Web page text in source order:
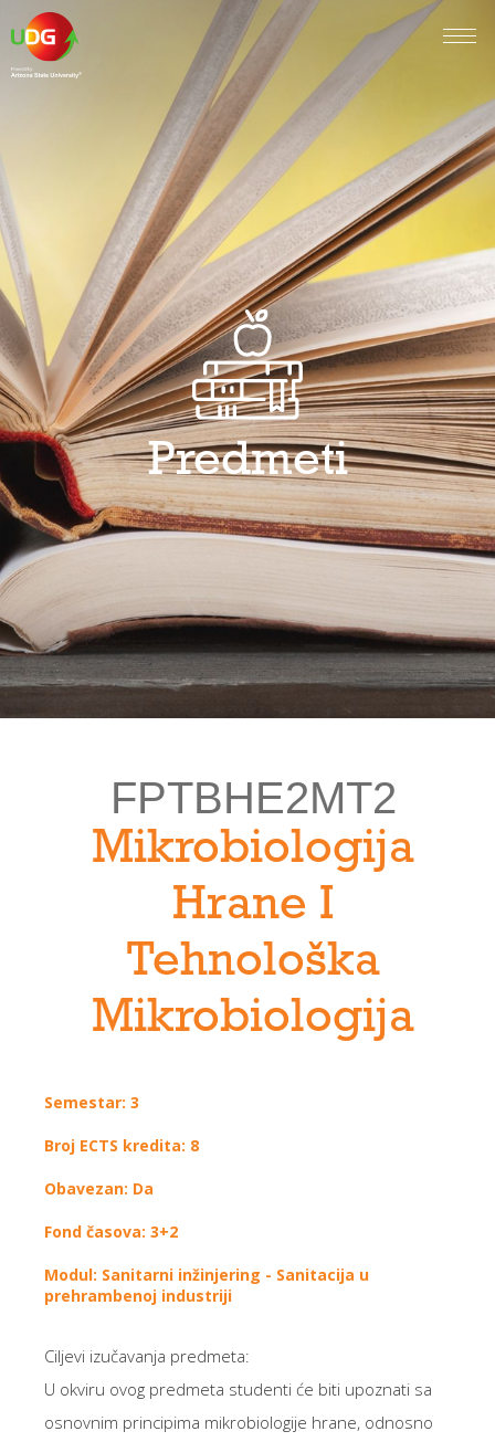
Predmeti
FPTBHE2MT2
Mikrobiologija
Hrane I
Tehnološka
Mikrobiologija
Semestar: 3
Broj ECTS kredita: 8
Obavezan: Da
Fond časova: 3+2
Modul: Sanitarni inžinjering - Sanitacija u
prehrambenoj industriji
Ciljevi izučavanja predmeta:
U okviru ovog predmeta studenti će biti upoznati sa
osnovnim principima mikrobiologije hrane, odnosno